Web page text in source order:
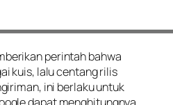
perintah bahwa
kuis, lalu centang rilis
ini berlaku untuk
dapat menghitungnya